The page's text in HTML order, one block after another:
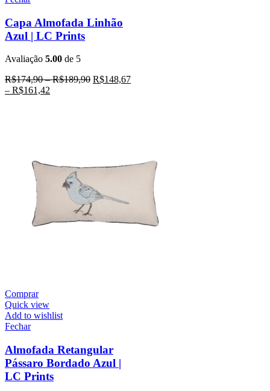
Capa Almofada Linhão
Azul | LC Prints
Avaliação 5.00 de 5
R$174,90–R$189,90 R$148,67
– R$161,42
Comprar
Quick view
Add to wishlist
Fechar
Almofada Retangular
Pássaro Bordado Azul |
LC Prints